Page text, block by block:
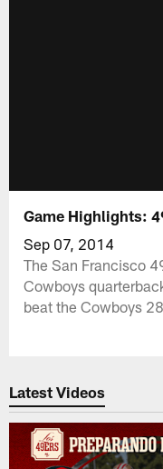
Game Highlights:
Sep 07, 2014
The San Francisco
Cowboys
beat the Cowboys
Latest Videos